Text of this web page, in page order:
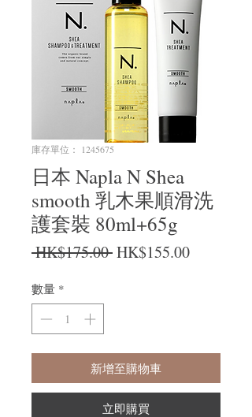
庫存單位： 1245675
日本 Napla N Shea
smooth 乳木果順滑洗
護套裝 80ml+65g
HK$175.00 一般價格
HK$155.00促銷價格
數量 *
新增至購物車
立即購買